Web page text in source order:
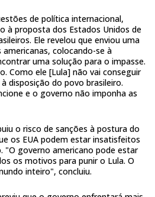
de política internacional,
à proposta dos Estados Unidos de
Ele revelou que enviou uma
colocando-se à
uma solução para o impasse.
Como ele [Lula] não vai conseguir
disposição do povo brasileiro.
e o governo não imponha as
o risco de sanções à postura do
os EUA podem estar insatisfeitos
"O governo americano pode estar
os motivos para punir o Lula. O
inteiro", concluiu.